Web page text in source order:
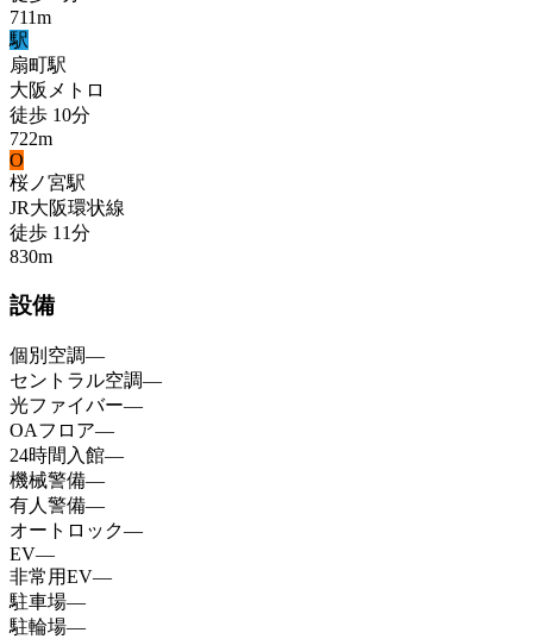
711m
駅
扇町駅
大阪メトロ
徒歩 10分
722m
O
桜ノ宮駅
JR大阪環状線
徒歩 11分
830m
設備
個別空調—
セントラル空調—
光ファイバー—
OAフロア—
24時間入館—
機械警備—
有人警備—
オートロック—
EV—
非常用EV—
駐車場—
駐輪場—